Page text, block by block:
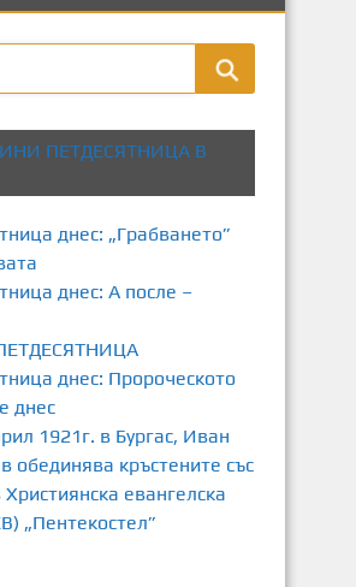
ПЕТДЕСЯТНИЦА В
днес: „Грабването”
днес: А после –
днес: Пророческото
днес
1921г. в Бургас, Иван
обединява кръстените със
Християнска евангелска
„Пентекостел”